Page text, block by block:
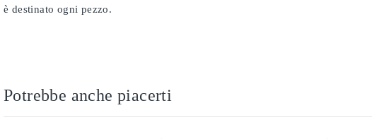
è destinato ogni pezzo.
Potrebbe anche piacerti